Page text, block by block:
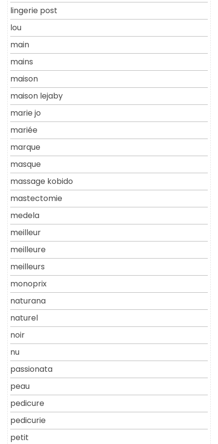
lingerie post
lou
main
mains
maison
maison lejaby
marie jo
mariée
marque
masque
massage kobido
mastectomie
medela
meilleur
meilleure
meilleurs
monoprix
naturana
naturel
noir
nu
passionata
peau
pedicure
pedicurie
petit